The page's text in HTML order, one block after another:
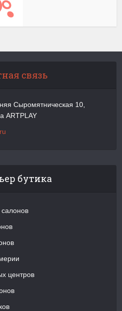
связь
Сыромятническая 10,
ARTPLAY
бутика
центров